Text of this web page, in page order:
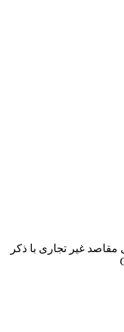
مقاصد غیر تجاری با ذکر